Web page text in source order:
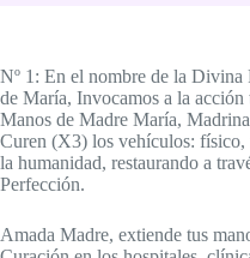
Nº 1: En el nombre de la
de María, Invocamos a la
Manos de Madre María,
Curen (X3) los vehículos: físico,
la humanidad, restaurando a
Perfección.
Amada Madre, extiende tus